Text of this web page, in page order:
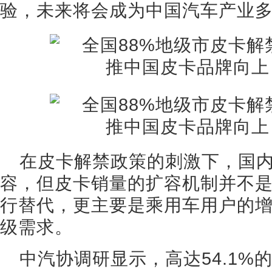
验，未来将会成为中国汽车产业
在皮卡解禁政策的刺激下，国
容，但皮卡销量的扩容机制并不
行替代，更主要是乘用车用户的
级需求。
中汽协调研显示，高达54.1%